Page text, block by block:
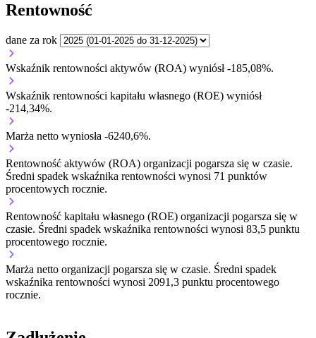
Rentowność
dane za rok
Wskaźnik rentowności aktywów (ROA) wyniósł -185,08%.
Wskaźnik rentowności kapitału własnego (ROE) wyniósł
-214,34%.
Marża netto wyniosła -6240,6%.
Rentowność aktywów (ROA) organizacji pogarsza się w czasie.
Średni spadek wskaźnika rentowności wynosi 71 punktów
procentowych rocznie.
Rentowność kapitału własnego (ROE) organizacji pogarsza się w
czasie. Średni spadek wskaźnika rentowności wynosi 83,5 punktu
procentowego rocznie.
Marża netto organizacji pogarsza się w czasie. Średni spadek
wskaźnika rentowności wynosi 2091,3 punktu procentowego
rocznie.